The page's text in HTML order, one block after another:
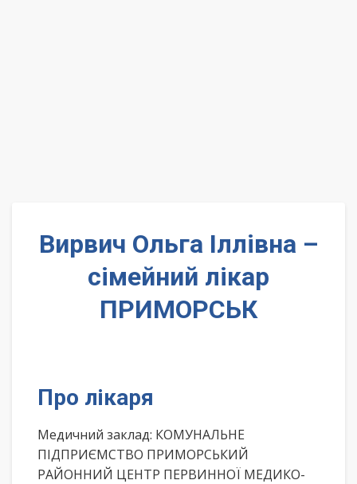
Вирвич Ольга Іллівна –
сімейний лікар
ПРИМОРСЬК
Про лікаря
Медичний заклад: КОМУНАЛЬНЕ
ПІДПРИЄМСТВО ПРИМОРСЬКИЙ
РАЙОННИЙ ЦЕНТР ПЕРВИННОЇ МЕДИКО-